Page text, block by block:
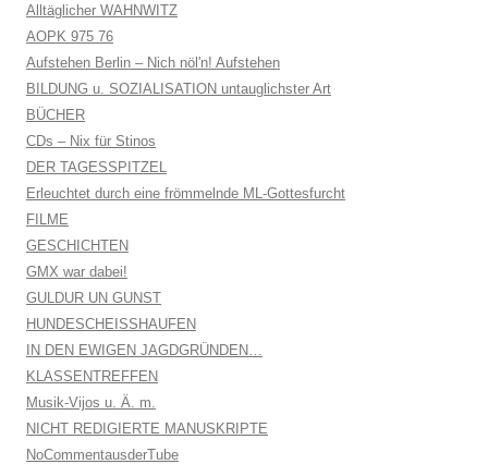
Alltäglicher WAHNWITZ
AOPK 975 76
Aufstehen Berlin – Nich nöl'n! Aufstehen
BILDUNG u. SOZIALISATION untauglichster Art
BÜCHER
CDs – Nix für Stinos
DER TAGESSPITZEL
Erleuchtet durch eine frömmelnde ML-Gottesfurcht
FILME
GESCHICHTEN
GMX war dabei!
GULDUR UN GUNST
HUNDESCHEISSHAUFEN
IN DEN EWIGEN JAGDGRÜNDEN…
KLASSENTREFFEN
Musik-Vijos u. Ä. m.
NICHT REDIGIERTE MANUSKRIPTE
NoCommentausderTube